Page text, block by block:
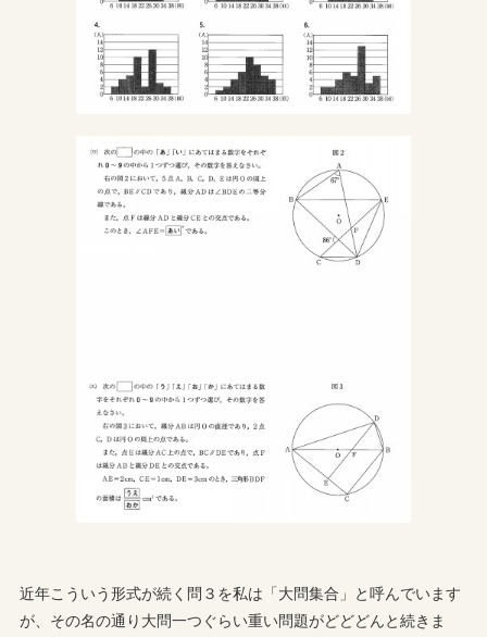
近年こういう形式が続く問３を私は「大問集合」と呼んでいます
が、その名の通り大問一つぐらい重い問題がどどどんと続きま